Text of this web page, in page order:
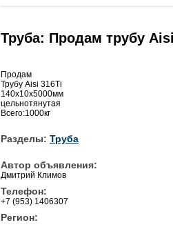
Труба: Продам трубу
Продам
Трубу Aisi 316Ti
140x10x5000мм
цельнотянутая
Всего:1000кг
Разделы: Труба
Автор объявления:
Дмитрий Климов
Телефон:
+7 (953) 1406307
Регион: